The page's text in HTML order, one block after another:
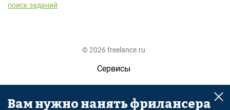
поиск заданий
© 2026 freelance.ru
Сервисы
Помощь
Поиск
Вам нужно нанять фрилансера